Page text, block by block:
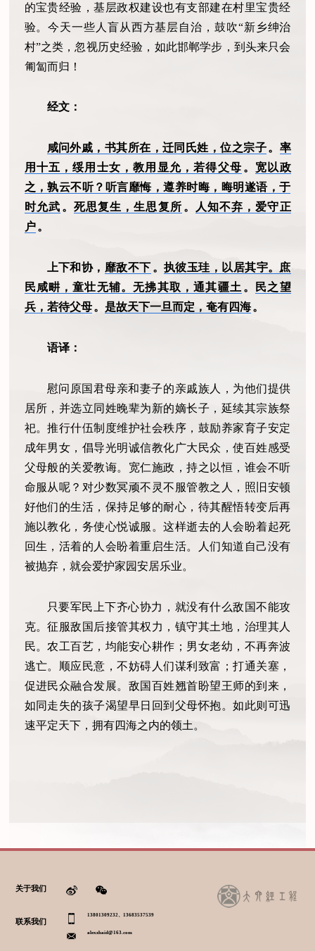
的宝贵经验，基层政权建设也有支部建在村里宝贵经
验。今天一些人盲从西方基层自治，鼓吹“新乡绅治
村”之类，忽视历史经验，如此邯郸学步，到头来只会
匍匐而归！
经文：
咸问外戚，书其所在，迁同氏姓，位之宗子。 率
用十五，绥用士女，教用显允，若得父母 。 宽以政
之，孰云不听？听言靡悔，遵养时晦，晦明遂语，于
时允武 。 死思复生，生思复所 。
人知不弃，爱守正
户 。
上下和协， 靡敌不下 。 执彼玉珪，以居其宇。庶
民咸畊，童壮无辅。无拂其取，通其疆土 。
民之望
兵，若待父母 。 是故天下一旦而定，奄有四海 。
语译：
慰问原国君母亲和妻子的亲戚族人，为他们提供
居所，并选立同姓晚辈为新的嫡长子，延续其宗族祭
祀。推行什伍制度维护社会秩序，鼓励养家育子安定
成年男女，倡导光明诚信教化广大民众，使百姓感受
父母般的关爱教诲。宽仁施政，持之以恒，谁会不听
命服从呢？对少数冥顽不灵不服管教之人，照旧安顿
好他们的生活，保持足够的耐心，待其醒悟转变后再
施以教化，务使心悦诚服。这样逝去的人会盼着起死
回生，活着的人会盼着重启生活。人们知道自己没有
被抛弃，就会爱护家园安居乐业。
只要军民上下齐心协力，就没有什么敌国不能攻
克。征服敌国后接管其权力，镇守其土地，治理其人
民。农工百艺，均能安心耕作；男女老幼，不再奔波
逃亡。顺应民意，不妨碍人们谋利致富；打通关塞，
促进民众融合发展。敌国百姓翘首盼望王师的到来，
如同走失的孩子渴望早日回到父母怀抱。如此则可迅
速平定天下，拥有四海之内的领土。
关于我们
联系我们
13801309232、13683537539
alexzhaid@163.com